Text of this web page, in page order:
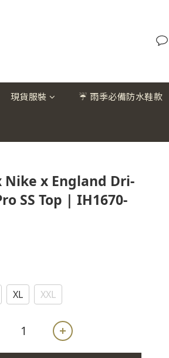
現貨服裝 ☔ 雨季必備防水鞋款
Nike x England Dri-
SS Top | IH1670-
XL XXL